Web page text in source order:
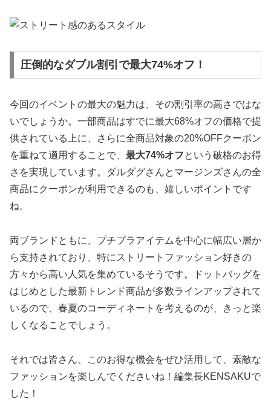
圧倒的なダブル割引で最大74%オフ！
今回のイベントの最大の魅力は、その割引率の高さではな
いでしょうか。一部商品はすでに最大68%オフの価格で提
供されている上に、さらに全商品対象の20%OFFクーポン
を重ねて適用することで、 最大74%オフという破格のお得
さを実現しています。ダルダグさんとマージンズさんの全
商品にクーポンが利用できるのも、嬉しいポイントです
ね。
両ブランドともに、プチプラアイテムを中心に幅広い層か
ら支持されており、特にストリートファッション好きの
方々から高い人気を集めているそうです。ドットバッグを
はじめとした最新トレンド商品が多数ラインアップされて
いるので、春夏のコーディネートを考えるのが、きっと楽
しくなることでしょう。
それでは皆さん、このお得な機会をぜひ活用して、素敵な
ファッションを楽しんでくださいね！編集長KENSAKUで
した！